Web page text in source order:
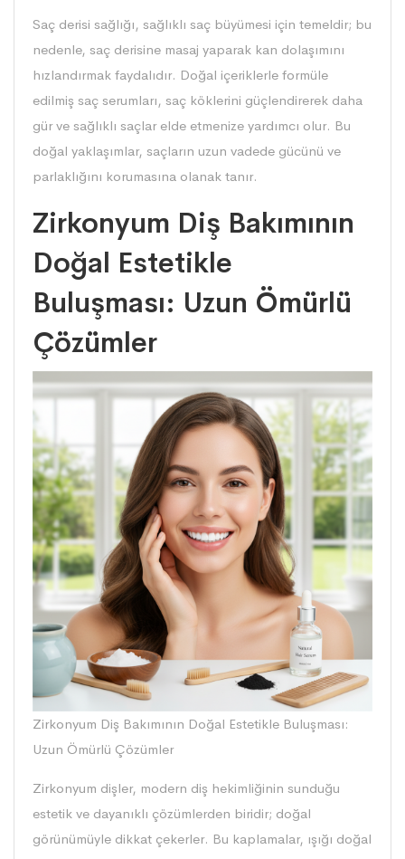
Saç derisi sağlığı, sağlıklı saç büyümesi için temeldir; bu
nedenle, saç derisine masaj yaparak kan dolaşımını
hızlandırmak faydalıdır. Doğal içeriklerle formüle
edilmiş saç serumları, saç köklerini güçlendirerek daha
gür ve sağlıklı saçlar elde etmenize yardımcı olur. Bu
doğal yaklaşımlar, saçların uzun vadede gücünü ve
parlaklığını korumasına olanak tanır.
Zirkonyum Diş Bakımının
Doğal Estetikle
Buluşması: Uzun Ömürlü
Çözümler
Zirkonyum Diş Bakımının Doğal Estetikle Buluşması:
Uzun Ömürlü Çözümler
Zirkonyum dişler, modern diş hekimliğinin sunduğu
estetik ve dayanıklı çözümlerden biridir; doğal
görünümüyle dikkat çekerler. Bu kaplamalar, ışığı doğal